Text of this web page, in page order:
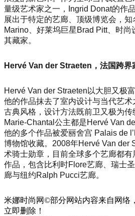
量级艺术家之一，Ingrid Donat的作
展出于特定的艺廊、顶级博览会，
Marino、好莱坞巨星Brad Pitt、时尚
其藏家。
Hervé Van der Straeten，法国跨界
Hervé Van der Straeten以大胆又极
他的作品抹去了室内设计与当代艺
古典风格，设计方法既前卫又极为
Marie-Chantal公主都是Hervé Van
他的多个作品被爱丽舍宫 Palais de
博物馆收藏。2008年Hervé Van der
术骑士勋章，目前全球多个艺廊都有
作品，包含比利时Flore艺廊、瑞士
廊与纽约Ralph Pucci艺廊。
米娜时尚网©部分网站内容来自网络
立即删除！